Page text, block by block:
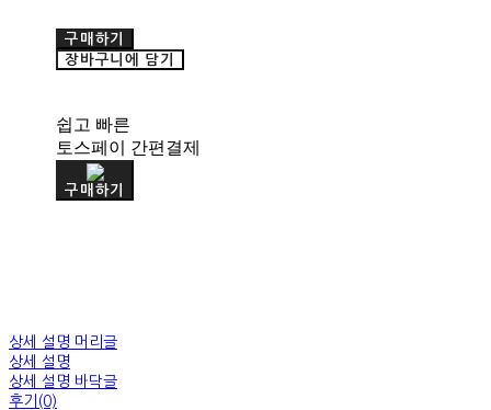
구매하기
장바구니에 담기
쉽고 빠른
토스페이 간편결제
구매하기
상세 설명 머리글
상세 설명
상세 설명 바닥글
후기(0)